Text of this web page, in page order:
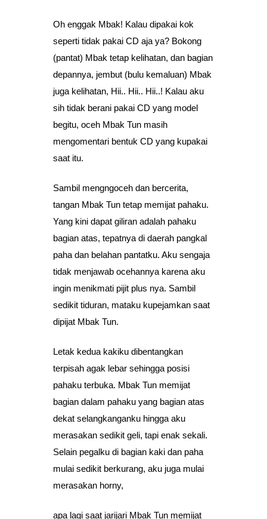
Oh enggak Mbak! Kalau dipakai kok
seperti tidak pakai CD aja ya? Bokong
(pantat) Mbak tetap kelihatan, dan bagian
depannya, jembut (bulu kemaluan) Mbak
juga kelihatan, Hii.. Hii.. Hii..! Kalau aku
sih tidak berani pakai CD yang model
begitu, oceh Mbak Tun masih
mengomentari bentuk CD yang kupakai
saat itu.
Sambil mengngoceh dan bercerita,
tangan Mbak Tun tetap memijat pahaku.
Yang kini dapat giliran adalah pahaku
bagian atas, tepatnya di daerah pangkal
paha dan belahan pantatku. Aku sengaja
tidak menjawab ocehannya karena aku
ingin menikmati pijit plus nya. Sambil
sedikit tiduran, mataku kupejamkan saat
dipijat Mbak Tun.
Letak kedua kakiku dibentangkan
terpisah agak lebar sehingga posisi
pahaku terbuka. Mbak Tun memijat
bagian dalam pahaku yang bagian atas
dekat selangkanganku hingga aku
merasakan sedikit geli, tapi enak sekali.
Selain pegalku di bagian kaki dan paha
mulai sedikit berkurang, aku juga mulai
merasakan horny,
apa lagi saat jarijari Mbak Tun memijat